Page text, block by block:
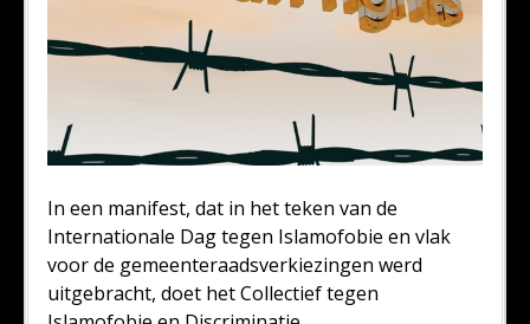
In een manifest, dat in het teken van de
Internationale Dag tegen Islamofobie en vlak
voor de gemeenteraadsverkiezingen werd
uitgebracht, doet het Collectief tegen